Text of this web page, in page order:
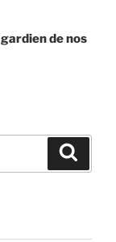
de nos